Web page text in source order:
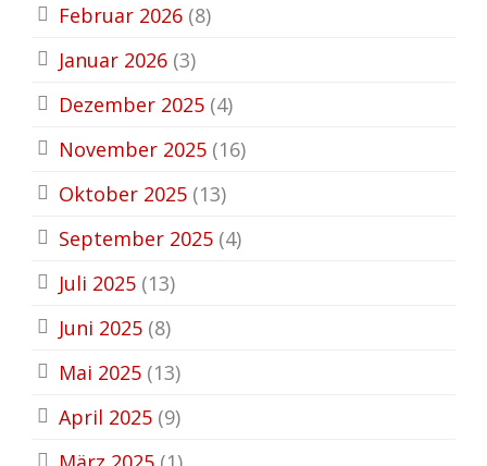
Februar 2026 (8)
Januar 2026 (3)
Dezember 2025 (4)
November 2025 (16)
Oktober 2025 (13)
September 2025 (4)
Juli 2025 (13)
Juni 2025 (8)
Mai 2025 (13)
April 2025 (9)